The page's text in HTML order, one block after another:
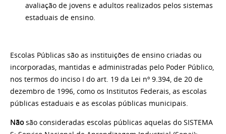
avaliação de jovens e adultos realizados pelos sistemas
estaduais de ensino.
Escolas Públicas são as instituições de ensino criadas ou
incorporadas, mantidas e administradas pelo Poder Público,
nos termos do inciso I do art. 19 da Lei nº 9.394, de 20 de
dezembro de 1996, como os Institutos Federais, as escolas
públicas estaduais e as escolas públicas municipais.
Nãosão consideradas escolas públicas aquelas do SISTEMA